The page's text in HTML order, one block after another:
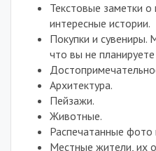
Текстовые заметки о
интересные истории.
Покупки и
что вы не планируете
Архитектура.
Пейзажи.
Животные.
Распечатанные фото
Местные жители, их